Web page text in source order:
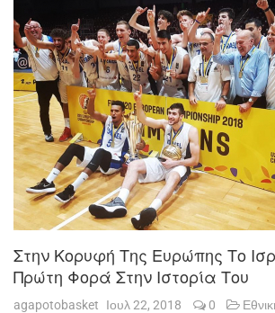
Στην Κορυφή Της Ευρώπης Το
Πρώτη Φορά Στην Ιστορία Του
agapotobasket Ιουλ 22, 2018 0